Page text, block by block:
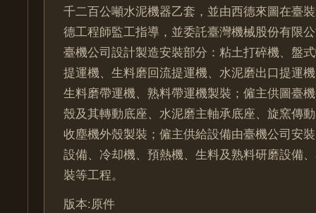
千二百公噸水泥機器乙套，並由西德來圖在臺
德工程師監工指導，並委託臺灣機械股份有限
臺機公司設計製造安裝部分：粘土打碎機、盤
提運機、生料磨回流提運機、水泥磨出口提運
生料磨帶運機、熟料帶運機製裝；僱主供圖臺
殼及其轉動底座、水泥磨主軸承底座、旋窯傳
收塵機外殼製裝；僱主供給設備由臺機公司安
設備、冷却機、預熱機、生料及熟料研磨設備
裝等工程。
版本:原件